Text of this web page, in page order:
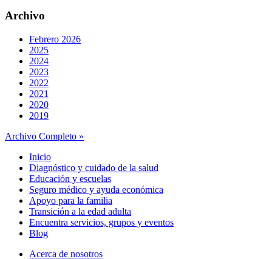
Archivo
Febrero 2026
2025
2024
2023
2022
2021
2020
2019
Archivo Completo »
Inicio
Diagnóstico y cuidado de la salud
Educación y escuelas
Seguro médico y ayuda económica
Apoyo para la familia
Transición a la edad adulta
Encuentra servicios, grupos y eventos
Blog
Acerca de nosotros